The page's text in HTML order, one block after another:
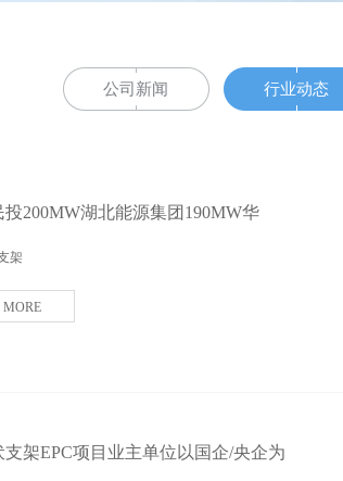
公司新闻 行业动态
投200MW湖北能源集团190MW华
架
MORE
支架EPC项目业主单位以国企/央企为